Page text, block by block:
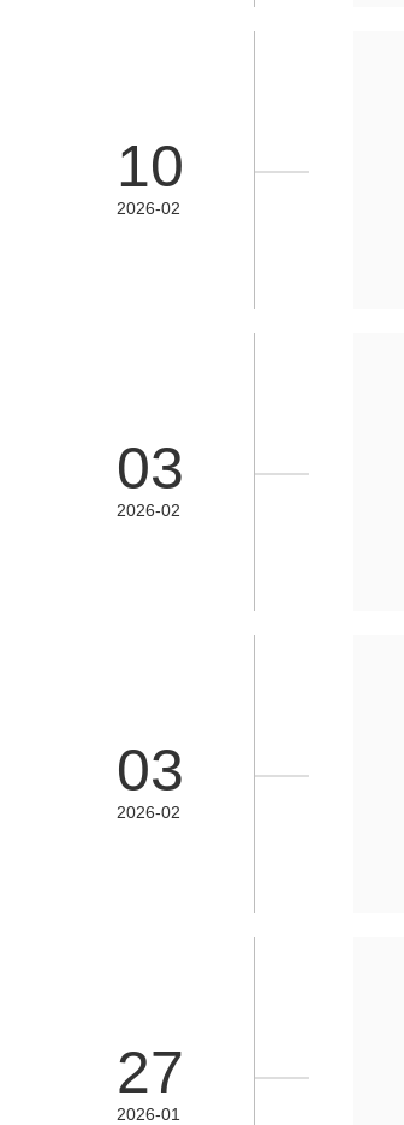
10
2026-02
03
2026-02
03
2026-02
27
2026-01